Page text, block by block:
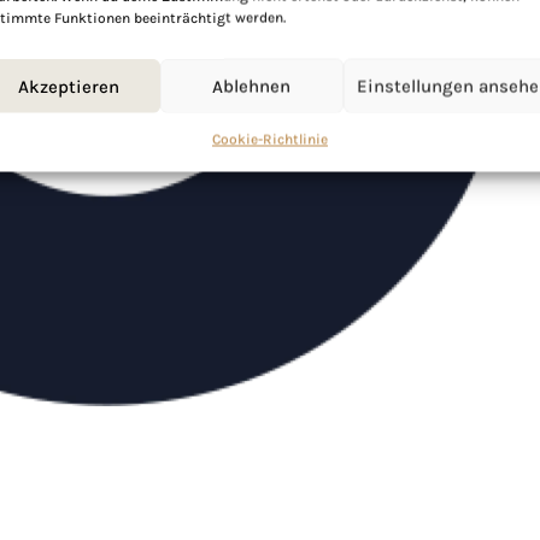
Funktionen beeinträchtigt werden.
Akzeptieren Ablehnen Einstellungen
Cookie-Richtlinie